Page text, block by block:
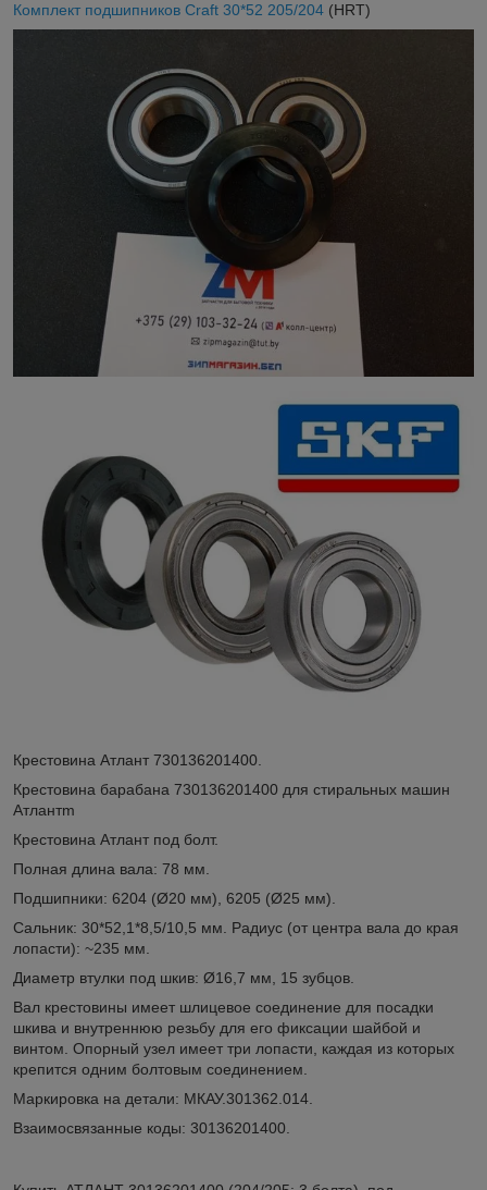
Комплект подшипников Craft 30*52 205/204 (HRT)
Крестовина Атлант 730136201400.
Крестовина барабана 730136201400 для стиральных машин
Атлантm
Крестовина Атлант под болт.
Полная длина вала: 78 мм.
Подшипники: 6204 (Ø20 мм), 6205 (Ø25 мм).
Cальник: 30*52,1*8,5/10,5 мм. Радиус (от центра вала до края
лопасти): ~235 мм.
Диаметр втулки под шкив: Ø16,7 мм, 15 зубцов.
Вал крестовины имеет шлицевое соединение для посадки
шкива и внутреннюю резьбу для его фиксации шайбой и
винтом. Опорный узел имеет три лопасти, каждая из которых
крепится одним болтовым соединением.
Маркировка на детали: МКАУ.301362.014.
Взаимосвязанные коды: 30136201400.